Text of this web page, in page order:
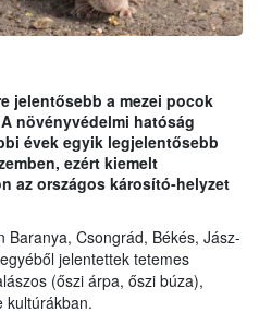
jelentősebb a mezei pocok
növényvédelmi hatóság
évek egyik legjelentősebb
ezért kiemelt
az országos károsító-helyzet
Baranya, Csongrád, Békés, Jász-
jelentettek tetemes
(őszi árpa, őszi búza),
kultúrákban.